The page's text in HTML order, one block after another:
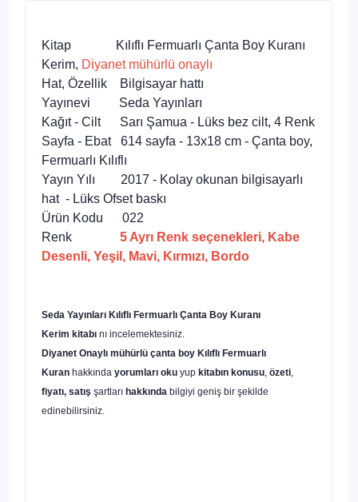
Kitap Kılıflı Fermuarlı Çanta Boy Kuranı
Kerim, Diyanet mühürlü onaylı
Hat, Özellik Bilgisayar hattı
Yayınevi Seda Yayınları
Kağıt - Cilt Sarı Şamua - Lüks bez cilt, 4 Renk
Sayfa - Ebat 614 sayfa - 13x18 cm - Çanta boy,
Fermuarlı Kılıflı
Yayın Yılı 2017 - Kolay okunan bilgisayarlı
hat - Lüks Ofset baskı
Ürün Kodu 022
Renk
5 Ayrı Renk seçenekleri, Kabe
Desenli, Yeşil, Mavi, Kırmızı, Bordo
Seda Yayınları Kılıflı Fermuarlı Çanta Boy Kuranı
Kerim kitabı nı incelemektesiniz.
Diyanet Onaylı mühürlü çanta boy Kılıflı Fermuarlı
Kuran hakkında yorumları oku yup kitabın konusu, özeti,
fiyatı, satış şartları hakkında bilgiyi geniş bir şekilde
edinebilirsiniz.